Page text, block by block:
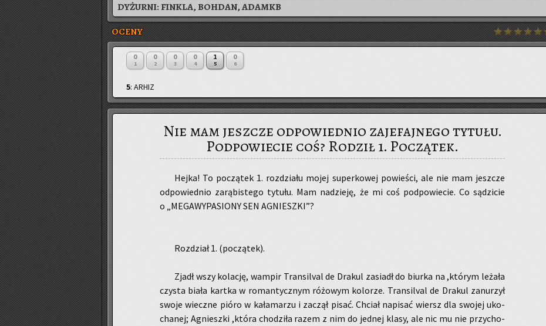
DYŻURNI:FINKLA, BOHDAN, ADAMKB
OCENY
0
1
0
2
0
3
0
4
1
5
0
6
5: ARHIZ
Nie mam jeszcze odpowiednio zajefajnego tytułu.
Podpowiecie coś? Rodził 1. Początek.
Hejka! To po­czą­tek 1. roz­dzia­łu mojej su­per­ko­wej po­wie­ści, ale nie mam jesz­cze
od­po­wied­nio za­rą­bi­ste­go ty­tu­łu. Mam na­dzie­ję, że mi coś pod­po­wie­cie. Co są­dzi­cie
o „ME­GA­WY­PA­SIO­NY SEN AGNIESZ­KI”?
Roz­dział 1. (po­czą­tek).
Zjadł wszy ko­la­cję, wam­pir Trans­i­lval de Dra­kul za­siadł do biur­ka na ,któ­rym le­ża­ła
czy­sta biała kart­ka w ro­man­tycz­nym ró­żo­wym ko­lo­rze. Trans­i­lval de Dra­kul za­nu­rzył
swoje wiecz­ne pióro w ka­ła­ma­rzu i za­czął pisać. Chciał na­pi­sać wiersz dla swo­jej uko­
cha­nej; Agniesz­ki ,która cho­dzi­ła razem z nim do jed­nej klasy, ale nic mu nie przy­cho­